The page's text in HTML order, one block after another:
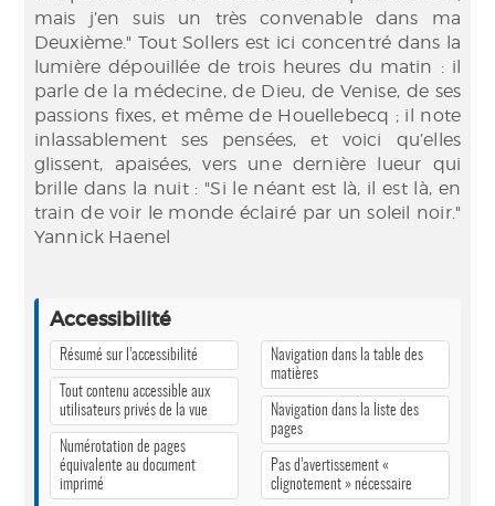
mais j’en suis un très convenable dans ma
Deuxième." Tout Sollers est ici concentré dans la
lumière dépouillée de trois heures du matin : il
parle de la médecine, de Dieu, de Venise, de ses
passions fixes, et même de Houellebecq ; il note
inlassablement ses pensées, et voici qu’elles
glissent, apaisées, vers une dernière lueur qui
brille dans la nuit : "Si le néant est là, il est là, en
train de voir le monde éclairé par un soleil noir."
Yannick Haenel
Accessibilité
Résumé sur l’accessibilité
Tout contenu accessible aux
utilisateurs privés de la vue
Numérotation de pages
équivalente au document
imprimé
Navigation dans la table des
matières
Navigation dans la liste des
pages
Pas d’avertissement «
clignotement » nécessaire